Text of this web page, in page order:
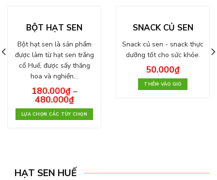
BỘT HẠT SEN
Bột hạt sen là sản phẩm
được làm từ hạt sen trắng
cổ Huế, được sấy thăng
hoa và nghiền…
180.000₫–
480.000₫
LỰA CHỌN CÁC TÙY CHỌN
SNACK CỦ SEN
Snack củ sen - snack thực
dưỡng tốt cho sức khỏe.
50.000₫
THÊM VÀO GIỎ
HẠT SEN HUẾ